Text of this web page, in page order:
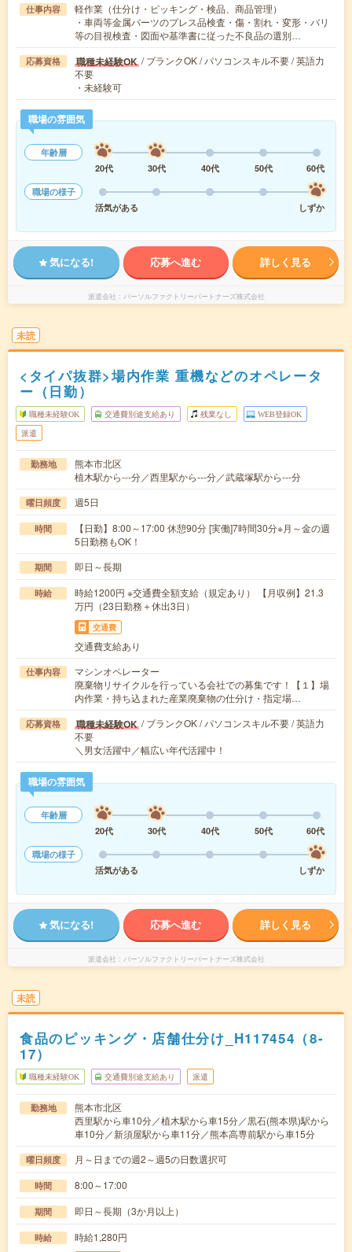
仕事内容
軽作業（仕分け・ピッキング・検品、商品管理）
・車両等金属パーツのプレス品検査・傷・割れ・変形・バリ
等の目視検査・図面や基準書に従った不良品の選別…
応募資格 職種未経験OK / ブランクOK / パソコンスキル不要 / 英語力
不要
・未経験可
職場の雰囲気
年齢層
20代
30代 40代 50代
60代
職場の様子
活気がある
しずか
気になる! 応募へ進む 詳しく見る
派遣会社 パーソルファクトリーパートナーズ株式会社
未読
<タイパ抜群>場内作業 重機などのオペレータ
ー（日勤）
職種未経験OK 交通費別途支給あり 残業なし WEB登録OK
派遣
勤務地
熊本市北区
植木駅から---分／西里駅から---分／武蔵塚駅から---分
曜日頻度 週5日
時間
【日勤】8:00～17:00 休憩90分 [実働]7時間30分※月～金の週
5日勤務もOK！
期間 即日～長期
時給
時給1200円 ※交通費全額支給（規定あり） 【月収例】21.3
万円（23日勤務＋休出3日）
交通費
交通費支給あり
仕事内容
マシンオペレーター
廃棄物リサイクルを行っている会社での募集です！【１】場
内作業・持ち込まれた産業廃棄物の仕分け・指定場…
応募資格 職種未経験OK / ブランクOK / パソコンスキル不要 / 英語力
不要
＼男女活躍中／幅広い年代活躍中！
職場の雰囲気
年齢層
20代
30代 40代 50代
60代
職場の様子
活気がある
しずか
気になる! 応募へ進む 詳しく見る
派遣会社 パーソルファクトリーパートナーズ株式会社
未読
食品のピッキング・店舗仕分け_H117454（8-
17）
職種未経験OK 交通費別途支給あり 派遣
勤務地
熊本市北区
西里駅から車10分／植木駅から車15分／黒石(熊本県)駅から
車10分／新須屋駅から車11分／熊本高専前駅から車15分
曜日頻度 月～日までの週2～週5の日数選択可
時間 8:00～17:00
期間 即日～長期（3か月以上）
時給 時給1,280円